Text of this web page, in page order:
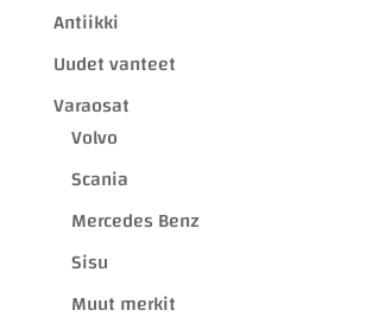
Antiikki
Uudet vanteet
Varaosat
Volvo
Scania
Mercedes Benz
Sisu
Muut merkit